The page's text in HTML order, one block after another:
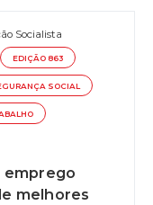
Socialista
EDIÇÃO 863
SOCIAL
emprego
melhores